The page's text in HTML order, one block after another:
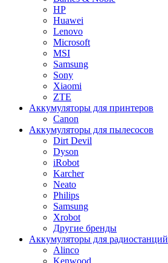
HP
Huawei
Lenovo
Microsoft
MSI
Samsung
Sony
Xiaomi
ZTE
Аккумуляторы для принтеров
Canon
Аккумуляторы для пылесосов
Dirt Devil
Dyson
iRobot
Karcher
Neato
Philips
Samsung
Xrobot
Другие бренды
Аккумуляторы для радиостанций
Alinco
Kenwood